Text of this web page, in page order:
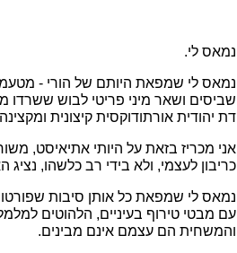
נמאס לי.
נמאס לי שמפאת היותם של הורי - מטעמי
דת יהודית אורתודוקסית קיצונית
אני מכריז בזאת על היותי אתיאיסט,
כריבון לעצמי, ולא בידי רב כלשהו,
נמאס לי שמפאת כל אותן סיבות
עם מבטי טירוף בעיניים, הלהוטים
והמשחית הם עצמם אינם מבינים.